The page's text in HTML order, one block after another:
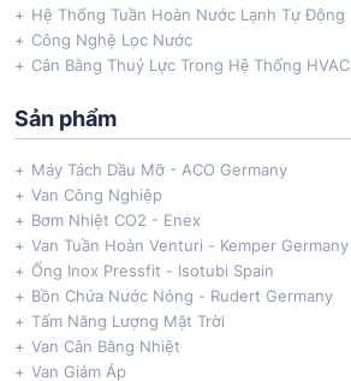
Hệ Thống Tuần Hoàn Nước Lạnh Tự Động
Công Nghệ Lọc Nước
Cân Bằng Thuỷ Lực Trong Hệ Thống HVAC
Sản phẩm
Máy Tách Dầu Mỡ - ACO Germany
Van Công Nghiệp
Bơm Nhiệt CO2 - Enex
Van Tuần Hoàn Venturi - Kemper Germany
Ống Inox Pressfit - Isotubi Spain
Bồn Chứa Nước Nóng - Rudert Germany
Tấm Năng Lượng Mặt Trời
Van Cân Bằng Nhiệt
Van Giảm Áp